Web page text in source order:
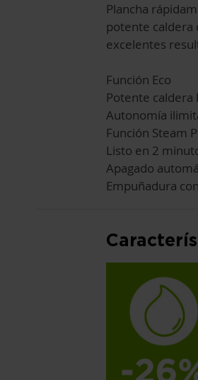
Plancha
potente caldera
excelentes
Función Eco
Potente caldera
Autonomía
Función Steam
Listo en 2
Apagado
Empuñadura